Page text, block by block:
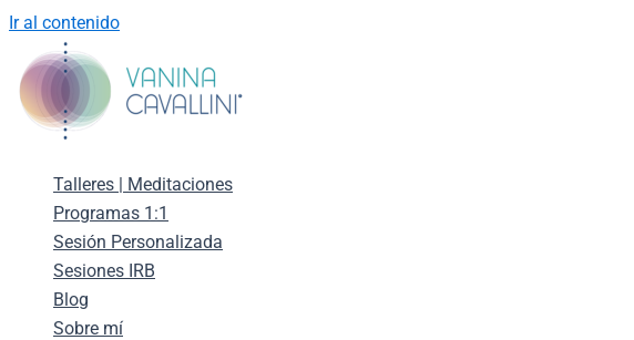
Ir al contenido
Talleres | Meditaciones
Programas 1:1
Sesión Personalizada
Sesiones IRB
Blog
Sobre mí